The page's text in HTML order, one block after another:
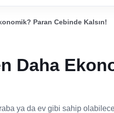
Paran Cebinde Kalsın!
Daha
ya da ev gibi sahip